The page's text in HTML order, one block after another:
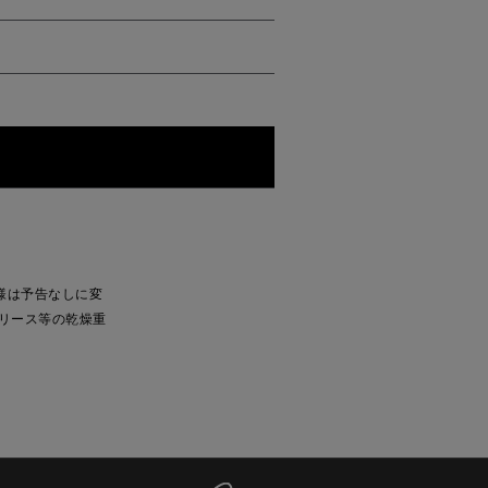
は予告なしに変
ース等の乾燥重